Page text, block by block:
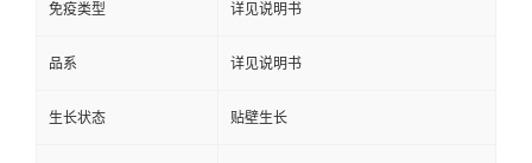
免疫类型 详见说明书
品系 详见说明书
生长状态 贴壁生长